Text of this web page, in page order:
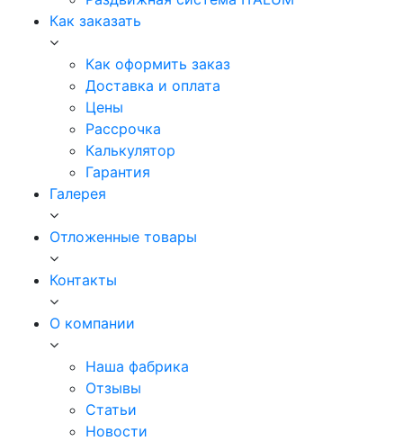
Как заказать
Как оформить заказ
Доставка и оплата
Цены
Рассрочка
Калькулятор
Гарантия
Галерея
Отложенные товары
Контакты
О компании
Наша фабрика
Отзывы
Статьи
Новости